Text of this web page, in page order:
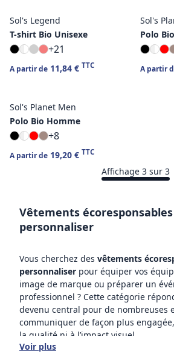
Sol's Legend
T-shirt Bio Unisexe
+21
A partir de 11,84 € TTC
Sol's
Polo
A partir
Sol's Planet Men
Polo Bio Homme
+8
A partir de 19,20 € TTC
Affichage 3 sur 3
Vêtements
personnaliser
Vous cherchez des vêtements
personnaliser pour équiper vos
image de marque ou préparer un
professionnel ? Cette catégorie
devenu central pour de nombreuses
communiquer de façon plus
la qualité ni à l’impact visuel.
Voir plus